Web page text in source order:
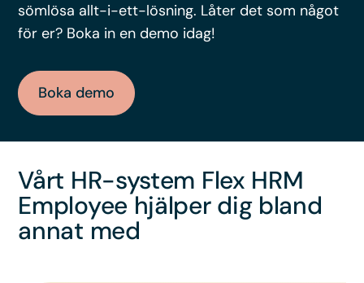
sömlösa allt-i-ett-lösning. Låter det som något
för er? Boka in en demo idag!
Boka demo
Vårt HR-system Flex HRM
Employee hjälper dig bland
annat med